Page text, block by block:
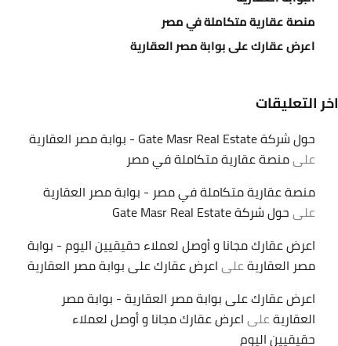
منصة عقارية متكاملة في مصر
اعرض عقارك على بوابة مصر العقارية
اخر التعليقات
حول شركة Gate Masr Real Estate - بوابة مصر العقارية
علىمنصة عقارية متكاملة في مصر
منصة عقارية متكاملة في مصر - بوابة مصر العقارية
علىحول شركة Gate Masr Real Estate
اعرض عقارك مجانا و أوصل لعملاء حقيقيين اليوم - بوابة
مصر العقاريةعلىاعرض عقارك على بوابة مصر العقارية
اعرض عقارك على بوابة مصر العقارية - بوابة مصر
العقاريةعلىاعرض عقارك مجانا و أوصل لعملاء
حقيقيين اليوم